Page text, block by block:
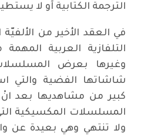
الترجمة الكتابية آو لا
في العقد الأخير من الألفيّة
التلفازية العربية
وغيرها بعرض
شاشاتها الفضية والتي
كبير من مشاهديها بعد انْ
المسلسلات المكسيكية التي
ولا تنتهي وهي بعيدة عن